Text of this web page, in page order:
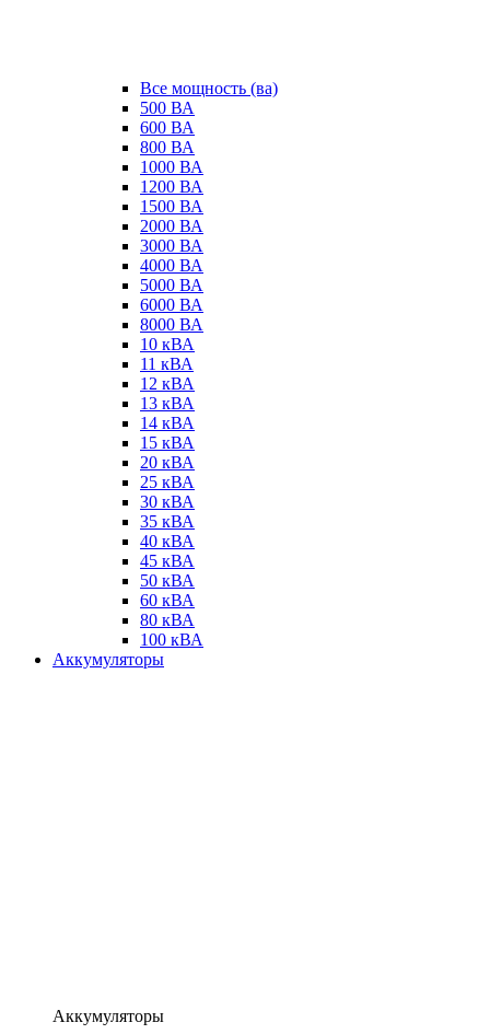
Все мощность (ва)
500 ВА
600 ВА
800 ВА
1000 ВА
1200 ВА
1500 ВА
2000 ВА
3000 ВА
4000 ВА
5000 ВА
6000 ВА
8000 ВА
10 кВА
11 кВА
12 кВА
13 кВА
14 кВА
15 кВА
20 кВА
25 кВА
30 кВА
35 кВА
40 кВА
45 кВА
50 кВА
60 кВА
80 кВА
100 кВА
Аккумуляторы
Аккумуляторы